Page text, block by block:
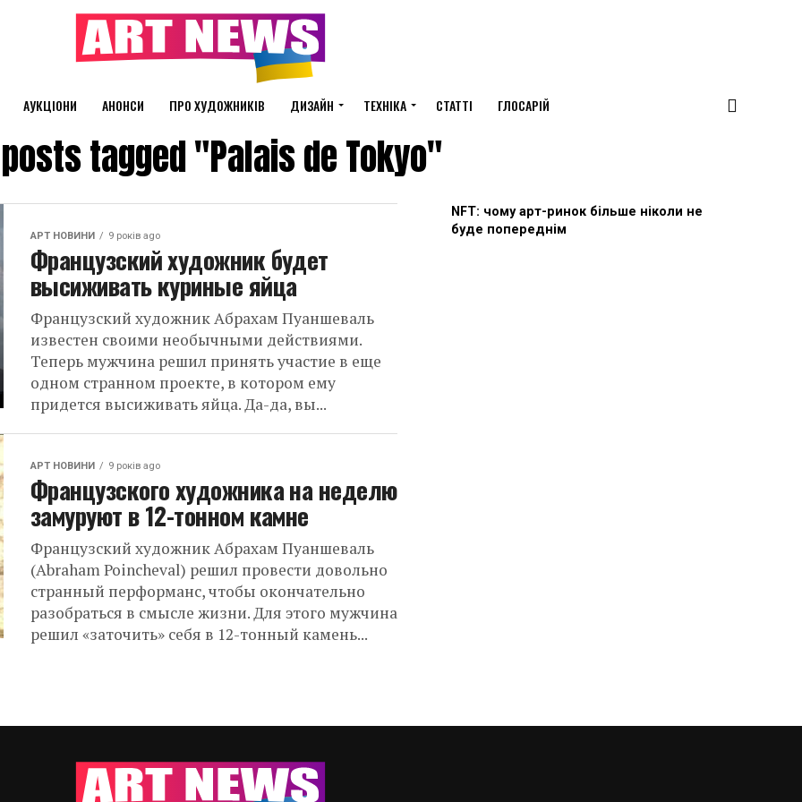
АУКЦІОНИ АНОНСИ ПРО ХУДОЖНИКІВ ДИЗАЙН ТЕХНІКА СТАТТІ ГЛОСАРІЙ
tagged "Palais de Tokyo"
АРТ НОВИНИ 9 років ago
Французский художник будет
высиживать куриные яйца
Французский художник Абрахам Пуаншеваль
известен своими необычными действиями.
Теперь мужчина решил принять участие в еще
одном странном проекте, в котором ему
придется высиживать яйца. Да-да, вы...
АРТ НОВИНИ 9 років ago
Французского художника на неделю
замуруют в 12-тонном камне
Французский художник Абрахам Пуаншеваль
(Abraham Poincheval) решил провести довольно
странный перформанс, чтобы окончательно
разобраться в смысле жизни. Для этого мужчина
решил «заточить» себя в 12-тонный камень...
NFT: чому арт-ринок більше ніколи не
буде попереднім